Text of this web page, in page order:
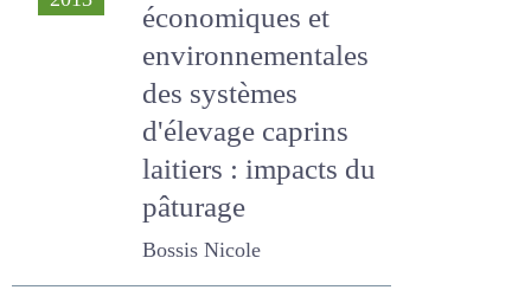
Performances
économiques et
environnementales
des systèmes
d'élevage caprins
laitiers : impacts du
pâturage